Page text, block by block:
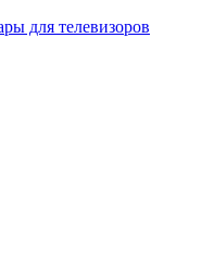
для телевизоров